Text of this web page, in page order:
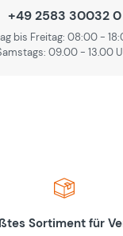
+49 2583 30032 0
bis Freitag: 08:00 -
09.00 - 13.00
Sortiment für